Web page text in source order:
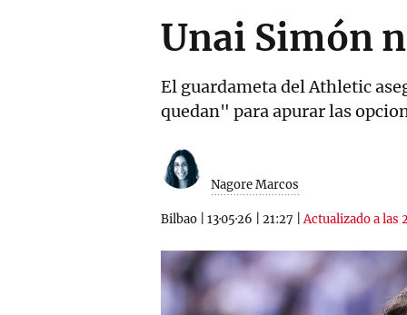
Unai Simón
El guardameta del Athletic
quedan" para apurar las
Nagore Marcos
Bilbao 13·05·26 21:27 |Actualizado a las